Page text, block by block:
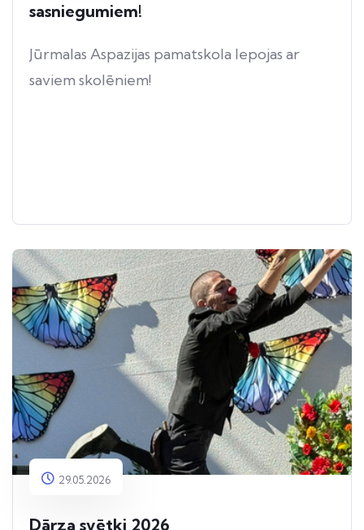
sasniegumiem!
Jūrmalas Aspazijas pamatskola lepojas ar
saviem skolēniem!
29.05.2026
Dārza svētki 2026